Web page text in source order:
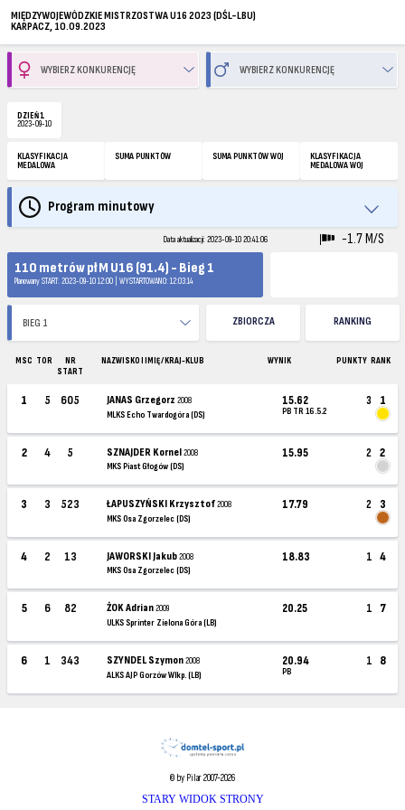
MIĘDZYWOJEWÓDZKIE MISTRZOSTWA U16 2023 (DŚL-LBU)
KARPACZ, 10.09.2023
DZIEŃ 1
2023-09-10
KLASYFIKACJA
MEDALOWA
SUMA PUNKTÓW SUMA PUNKTÓW WOJ
KLASYFIKACJA
MEDALOWA WOJ
Program minutowy
Data aktualizacji: 2023-09-10 20:41:06
-1.7 M/S
110 metrów pł M U16 (91.4) - Bieg 1
Planowany START: 2023-09-10 12:00 | WYSTARTOWANO: 12:03:14
ZBIORCZA RANKING
MSC TOR
NR
START
NAZWISKO I IMIĘ / KRAJ-KLUB WYNIK PUNKTY RANK
1 5 605 JANAS Grzegorz2008
MLKS Echo Twardogóra (DS)
15.62
PB TR 16.5.2
3 1
2 4 5 SZNAJDER Kornel2008
MKS Piast Głogów (DS)
15.95 2 2
3 3 523 ŁAPUSZYŃSKI Krzysztof2008
MKS Osa Zgorzelec (DS)
17.79 2 3
4 2 13 JAWORSKI Jakub2008
MKS Osa Zgorzelec (DS)
18.83 1 4
5 6 82 ŻOK Adrian2009
ULKS Sprinter Zielona Góra (LB)
20.25 1 7
6 1 343 SZYNDEL Szymon2008
ALKS AJP Gorzów Wlkp. (LB)
20.94
PB
1 8
© by Pilar 2007-2026
STARY WIDOK STRONY